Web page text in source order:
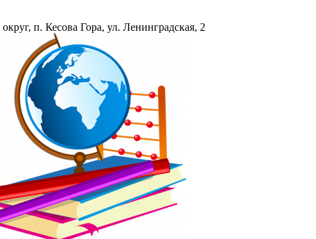
п. Кесова Гора, ул. Ленинградская, 2